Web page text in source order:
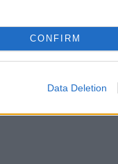
CONFIRM
Data Deletion